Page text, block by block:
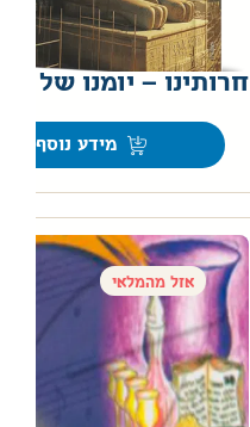
חרותינו – יומנו של
מידע נוסף
אזל מהמלאי